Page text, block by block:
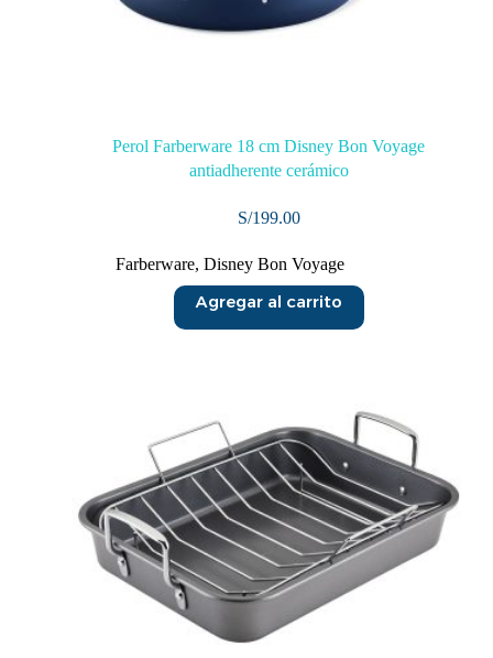
Perol Farberware 18 cm Disney Bon Voyage
antiadherente cerámico
S/199.00
Farberware, Disney Bon Voyage
Agregar al carrito